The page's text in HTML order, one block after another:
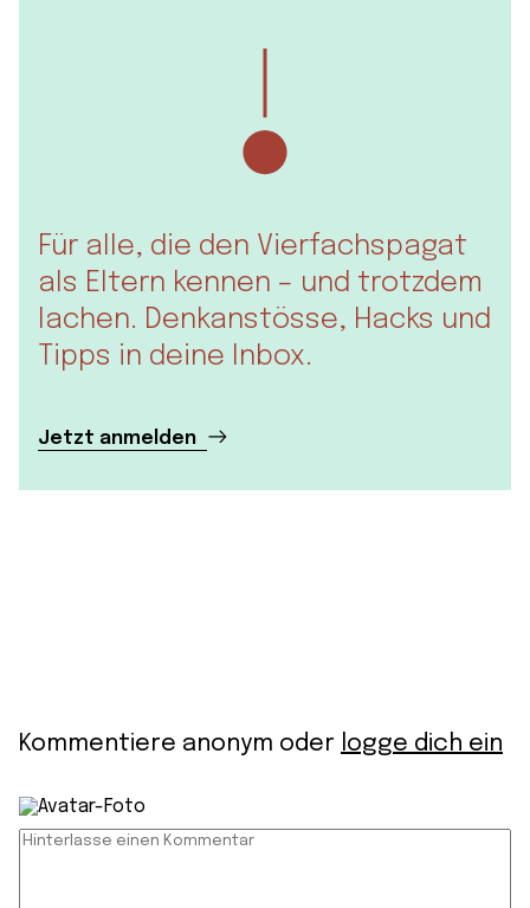
Für alle, die den Vierfachspagat
als Eltern kennen – und trotzdem
lachen. Denkanstösse, Hacks und
Tipps in deine Inbox.
Jetzt anmelden
Kommentiere anonym oder logge dich ein